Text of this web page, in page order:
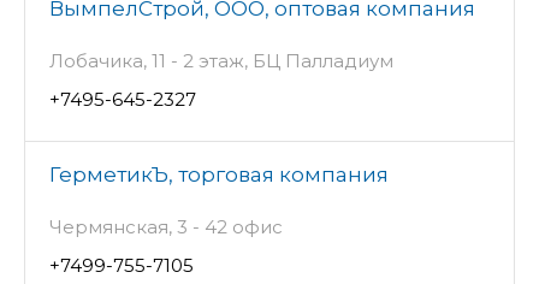
ВымпелСтрой, ООО, оптовая компания
Лобачика, 11 - 2 этаж, БЦ Палладиум
+7495-645-2327
ГерметикЪ, торговая компания
Чермянская, 3 - 42 офис
+7499-755-7105